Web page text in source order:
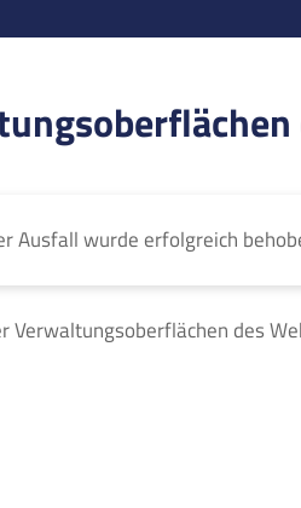
Ausfall wurde erfolgreich
Verwaltungsoberflächen des